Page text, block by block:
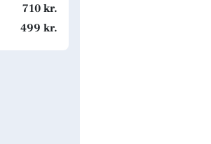
710 kr.
499 kr.